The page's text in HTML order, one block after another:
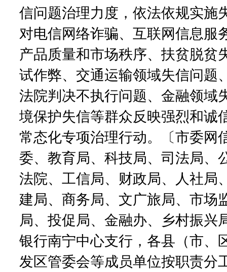
信问题治理力度，依法依规实施
对电信网络诈骗、互联网信息服
产品质量和市场秩序、扶贫脱贫
试作弊、交通运输领域失信问题
法院判决不执行问题、金融领域
境保护失信等群众反映强烈和诚
常态化专项治理行动。〔市委网
委、教育局、科技局、司法局、
法院、工信局、财政局、人社局
建局、商务局、文广旅局、市场
局、投促局、金融办、乡村振兴
银行南宁中心支行，各县（市、
发区管委会等成员单位按职责分